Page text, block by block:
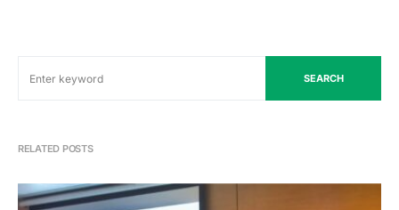
SEARCH
RELATED POSTS